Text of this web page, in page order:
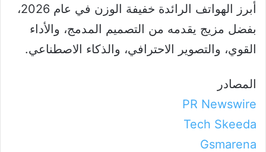
أبرز الهواتف الرائدة خفيفة الوزن في عام 2026،
بفضل مزيج يقدمه من التصميم المدمج، والأداء
القوي، والتصوير الاحترافي، والذكاء الاصطناعي.
المصادر
PR Newswire
Tech Skeeda
Gsmarena